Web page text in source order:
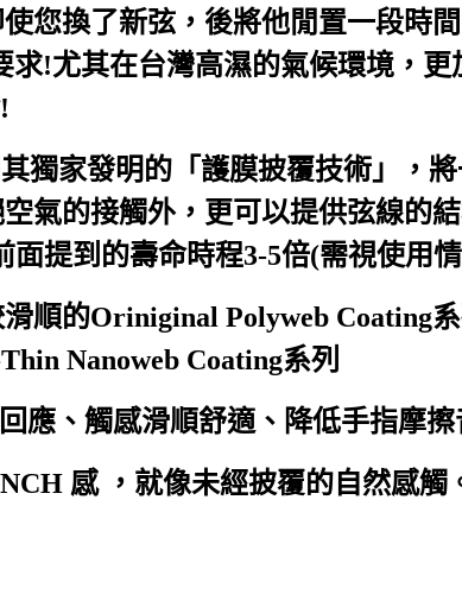
您換了新弦，後將他閒置一段時
!尤其在台灣高濕的氣候環境，更
獨家發明的「護膜披覆技術」，
氣的接觸外，更可以提供弦線的
提到的壽命時程3-5倍(需視使用
順的Oriniginal Polyweb Coating
Nanoweb Coating系列
應、觸感滑順舒適、降低手指摩擦
感 ，就像未經披覆的自然感觸